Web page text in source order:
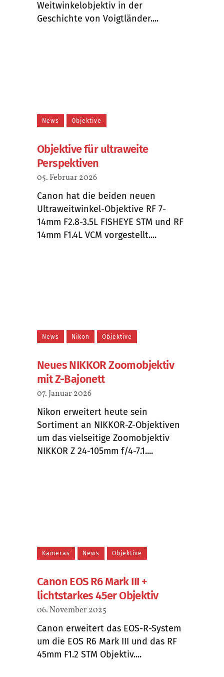
Weitwinkelobjektiv in der
Geschichte von Voigtländer....
News Objektive
Objektive für ultraweite
Perspektiven
05. Februar 2026
Canon hat die beiden neuen
Ultraweitwinkel-Objektive RF 7-
14mm F2.8-3.5L FISHEYE STM und RF
14mm F1.4L VCM vorgestellt....
News Nikon Objektive
Neues NIKKOR Zoomobjektiv
mit Z-Bajonett
07. Januar 2026
Nikon erweitert heute sein
Sortiment an NIKKOR-Z-Objektiven
um das vielseitige Zoomobjektiv
NIKKOR Z 24-105mm f/4-7.1....
Kameras News Objektive
Canon EOS R6 Mark III +
lichtstarkes 45er Objektiv
06. November 2025
Canon erweitert das EOS-R-System
um die EOS R6 Mark III und das RF
45mm F1.2 STM Objektiv....